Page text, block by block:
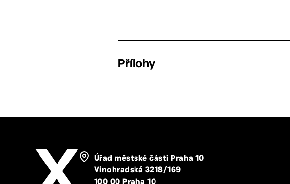
Přílohy
Úřad městské části Praha 10
Vinohradská 3218/169
100 00 Praha 10